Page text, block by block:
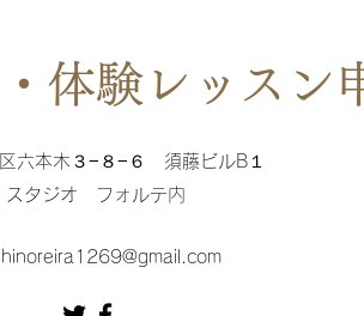
体験レッスン
六本木３−８−６ 須藤ビルB１
スタジオ フォルテ内